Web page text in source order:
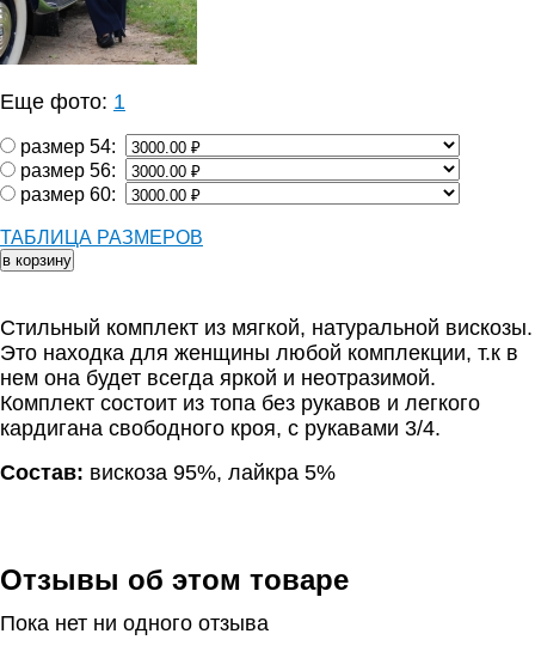
Еще фото: 1
размер 54:
размер 56:
размер 60:
ТАБЛИЦА РАЗМЕРОВ
Стильный комплект из мягкой, натуральной вискозы.
Это находка для женщины любой комплекции, т.к в
нем она будет всегда яркой и неотразимой.
Комплект состоит из топа без рукавов и легкого
кардигана свободного кроя, с рукавами 3/4.
Состав: вискоза 95%, лайкра 5%
Отзывы об этом товаре
Пока нет ни одного отзыва